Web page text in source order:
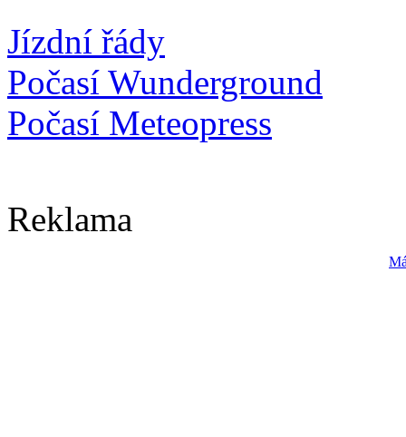
Jízdní řády
Počasí Wunderground
Počasí Meteopress
Reklama